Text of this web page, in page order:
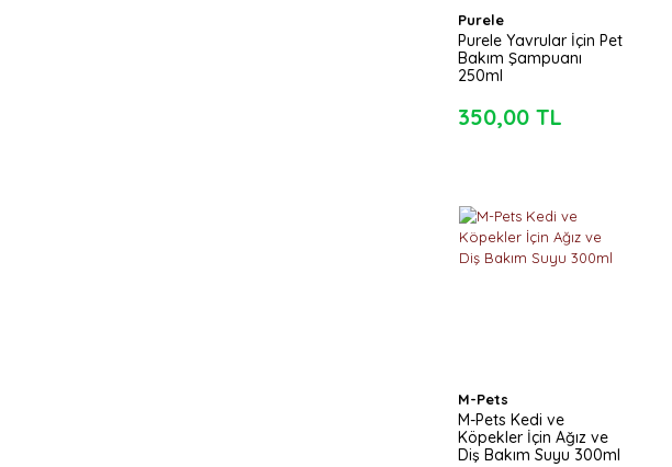
Purele
Purele Yavrular İçin Pet
Bakım Şampuanı
250ml
350,00 TL
M-Pets
M-Pets Kedi ve
Köpekler İçin Ağız ve
Diş Bakım Suyu 300ml